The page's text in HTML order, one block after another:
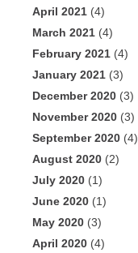
April 2021 (4)
March 2021 (4)
February 2021 (4)
January 2021 (3)
December 2020 (3)
November 2020 (3)
September 2020 (4)
August 2020 (2)
July 2020 (1)
June 2020 (1)
May 2020 (3)
April 2020 (4)